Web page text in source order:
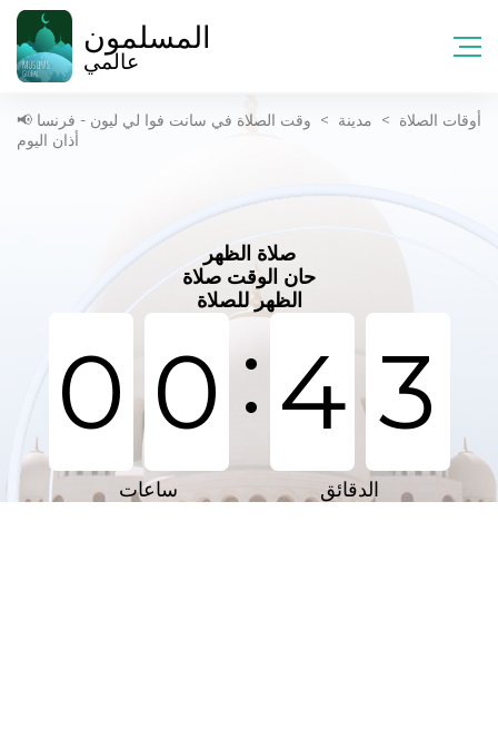
المسلمون
عالمي
أوقات الصلاة > مدينة > وقت الصلاة في سانت فوا لي ليون - فرنسا 📢
أذان اليوم
صلاة الظهر
حان الوقت صلاة
الظهر للصلاة
0 0: 4 3
ساعات الدقائق